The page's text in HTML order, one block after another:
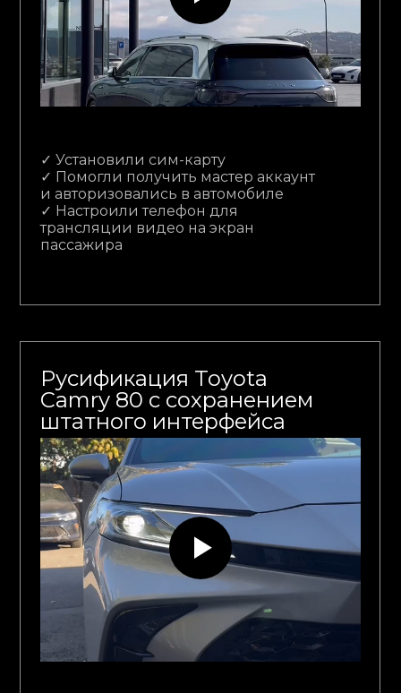
✓ Установили сим-карту
✓ Помогли получить мастер аккаунт
и авторизовались в автомобиле
✓ Настроили телефон для
трансляции видео на экран
пассажира
Русификация Toyota
Camry 80 с сохранением
штатного интерфейса